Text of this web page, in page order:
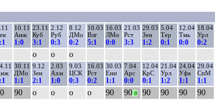
10.11
Анж
1:0
23.11
Куб
3:1
2.12
Руб
0:3
8.12
ДМо
0:2
10.03
Влг
5:1
16.03
ЛМо
0:0
21.03
Рст
3:3
29.03
Зен
1:2
5.04
Тер
0:1
12.04
Тмь
0:0
18.04
Урл
0:2
о о о
30.11
ДМо
1:1
9.12
Зен
2:1
2.03
Ахм
1:0
9.03
ЦСК
0:3
16.03
Рст
0:2
30.03
Ени
1:1
7.04
Арс
0:0
12.04
КрС
0:1
21.04
Урл
1:2
24.04
Уфа
1:1
29.04
СпМ
1:1
90 о о о о 90 900 90 90 90 90